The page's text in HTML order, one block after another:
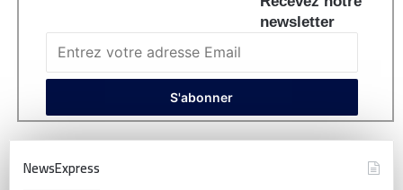
newsletter
NewsExpress